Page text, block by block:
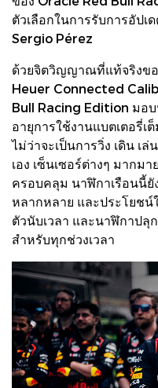
ตัวเลือกในการรับการอัปเ
Sergio Pérez
ด้วยจิตวิญญาณที่แท้จริงขอ
Heuer Connected
Bull Racing Edition มอ
อายุการใช้งานแบตเตอรี่
ไม่ว่าจะเป็นการวิ่ง เดิน
เอง เซ็นเซอร์ต่างๆ มากม
ครอบคลุม นาฬิกาเรือนนี้
หลากหลาย และประโยชน์
ตัวนับเวลา และนาฬิกาป
สำหรับทุกช่วงเวลา